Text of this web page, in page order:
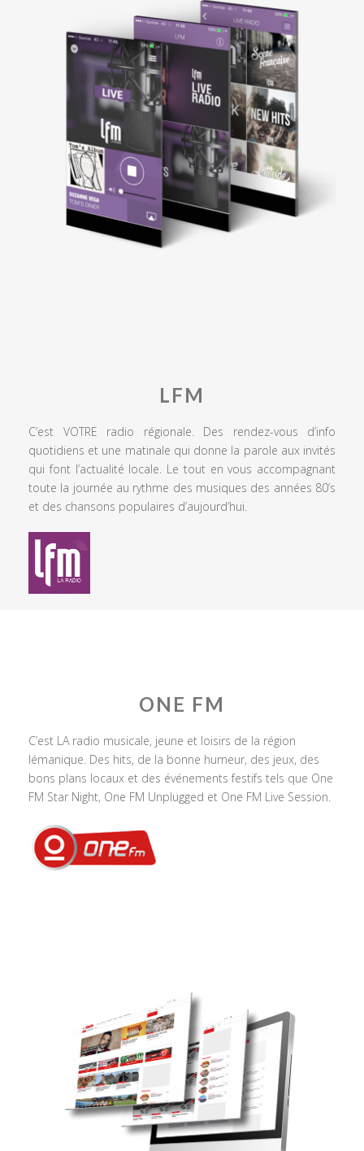
LFM
C’est VOTRE radio régionale. Des rendez-vous d’info
quotidiens et une matinale qui donne la parole aux invités
qui font l’actualité locale. Le tout en vous accompagnant
toute la journée au rythme des musiques des années 80’s
et des chansons populaires d’aujourd’hui.
ONE FM
C’est LA radio musicale, jeune et loisirs de la région
lémanique. Des hits, de la bonne humeur, des jeux, des
bons plans locaux et des événements festifs tels que One
FM Star Night, One FM Unplugged et One FM Live Session.